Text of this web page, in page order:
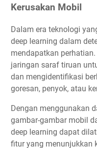
Kerusakan Mobil
Dalam era teknologi
deep learning dalam
mendapatkan
jaringan saraf tiruan
dan mengidentifikasi
goresan, penyok, atau
Dengan menggunakan
gambar-gambar mobil
deep learning dapat
fitur yang menunjukkan